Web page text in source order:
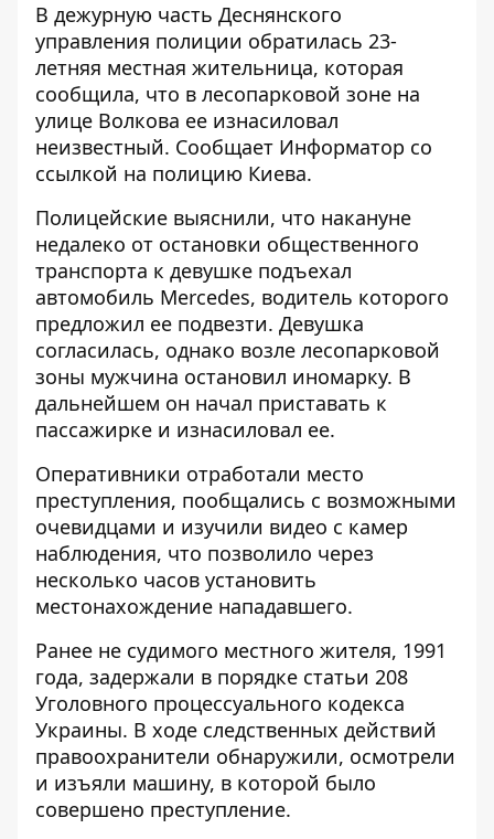
В дежурную часть Деснянского
управления полиции обратилась 23-
летняя местная жительница, которая
сообщила, что в лесопарковой зоне на
улице Волкова ее изнасиловал
неизвестный. Сообщает Информатор со
ссылкой на полицию Киева.
Полицейские выяснили, что накануне
недалеко от остановки общественного
транспорта к девушке подъехал
автомобиль Mercedes, водитель которого
предложил ее подвезти. Девушка
согласилась, однако возле лесопарковой
зоны мужчина остановил иномарку. В
дальнейшем он начал приставать к
пассажирке и изнасиловал ее.
Оперативники отработали место
преступления, пообщались с возможными
очевидцами и изучили видео с камер
наблюдения, что позволило через
несколько часов установить
местонахождение нападавшего.
Ранее не судимого местного жителя, 1991
года, задержали в порядке статьи 208
Уголовного процессуального кодекса
Украины. В ходе следственных действий
правоохранители обнаружили, осмотрели
и изъяли машину, в которой было
совершено преступление.